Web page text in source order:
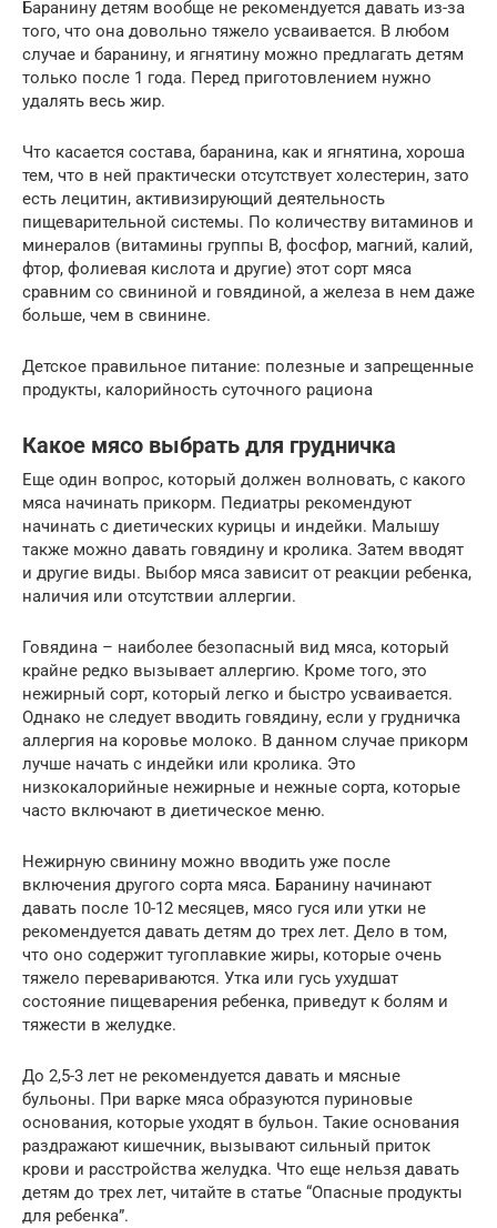
Баранину детям вообще не рекомендуется давать из-за
того, что она довольно тяжело усваивается. В любом
случае и баранину, и ягнятину можно предлагать детям
только после 1 года. Перед приготовлением нужно
удалять весь жир.
Что касается состава, баранина, как и ягнятина, хороша
тем, что в ней практически отсутствует холестерин, зато
есть лецитин, активизирующий деятельность
пищеварительной системы. По количеству витаминов и
минералов (витамины группы В, фосфор, магний, калий,
фтор, фолиевая кислота и другие) этот сорт мяса
сравним со свининой и говядиной, а железа в нем даже
больше, чем в свинине.
Детское правильное питание: полезные и запрещенные
продукты, калорийность суточного рациона
Какое мясо выбрать для грудничка
Еще один вопрос, который должен волновать, с какого
мяса начинать прикорм. Педиатры рекомендуют
начинать с диетических курицы и индейки. Малышу
также можно давать говядину и кролика. Затем вводят
и другие виды. Выбор мяса зависит от реакции ребенка,
наличия или отсутствии аллергии.
Говядина – наиболее безопасный вид мяса, который
крайне редко вызывает аллергию. Кроме того, это
нежирный сорт, который легко и быстро усваивается.
Однако не следует вводить говядину, если у грудничка
аллергия на коровье молоко. В данном случае прикорм
лучше начать с индейки или кролика. Это
низкокалорийные нежирные и нежные сорта, которые
часто включают в диетическое меню.
Нежирную свинину можно вводить уже после
включения другого сорта мяса. Баранину начинают
давать после 10-12 месяцев, мясо гуся или утки не
рекомендуется давать детям до трех лет. Дело в том,
что оно содержит тугоплавкие жиры, которые очень
тяжело перевариваются. Утка или гусь ухудшат
состояние пищеварения ребенка, приведут к болям и
тяжести в желудке.
До 2,5-3 лет не рекомендуется давать и мясные
бульоны. При варке мяса образуются пуриновые
основания, которые уходят в бульон. Такие основания
раздражают кишечник, вызывают сильный приток
крови и расстройства желудка. Что еще нельзя давать
детям до трех лет, читайте в статье “Опасные продукты
для ребенка”.